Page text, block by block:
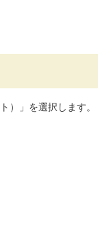
）」を選択します。